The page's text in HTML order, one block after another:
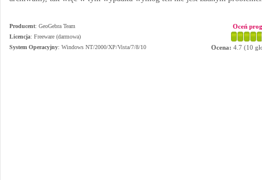
Producent: GeoGebra Team
Licencja: Freeware (darmowa)
System Operacyjny: Windows NT/2000/XP/Vista/7/8/10
Oceń
Ocena: 4.7 (10